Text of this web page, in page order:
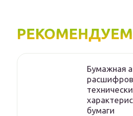
РЕКОМЕНДУЕМ
Бумажная
бумаги